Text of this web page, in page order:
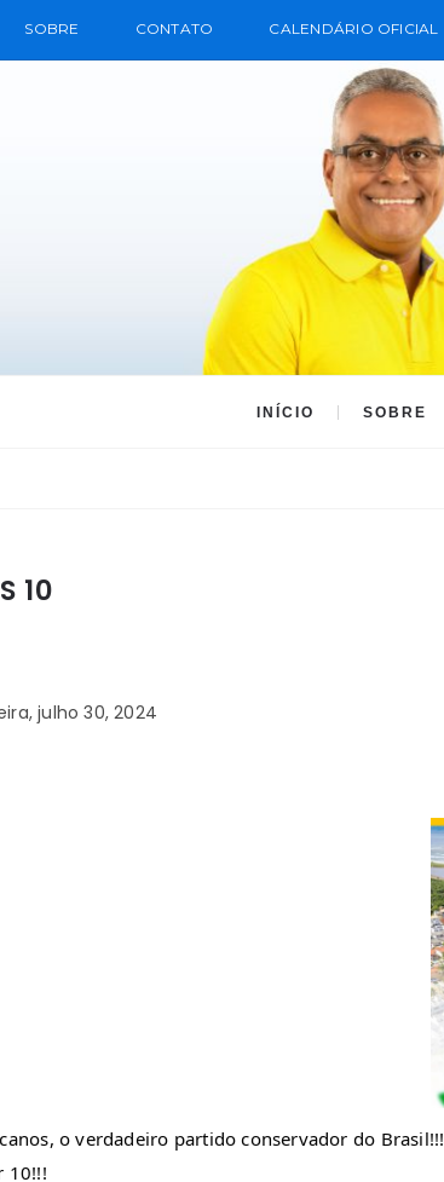
SOBRE CONTATO CALENDÁRIO OFICIAL
INÍCIO SOBRE
10
julho 30, 2024
o verdadeiro partido conservador do Brasil!!!
10!!!